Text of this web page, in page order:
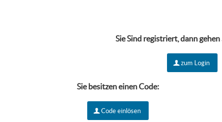
Sie Sind registriert, dann gehen
zum Login
Sie besitzen einen Code:
Code einlösen